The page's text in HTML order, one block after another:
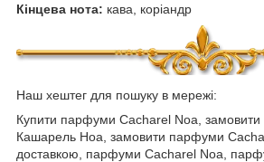
Кінцева нота: кава, коріандр
Наш хештег для пошуку в мережі:
Купити парфуми Cacharel Noa,
Кашарель Ноа, замовити парфуми
доставкою, парфуми Cacharel Noa,